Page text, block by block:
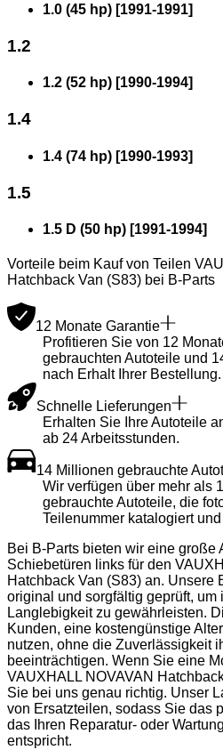
1.0 (45 hp) [1991-1991]
1.2
1.2 (52 hp) [1990-1994]
1.4
1.4 (74 hp) [1990-1993]
1.5
1.5 D (50 hp) [1991-1994]
Vorteile beim Kauf von Teilen
Hatchback Van (S83) bei B-Parts
12 Monate Garantie
Profitieren Sie von 12
gebrauchten Autoteile und
nach Erhalt Ihrer Bestellung.
Schnelle Lieferungen
Erhalten Sie Ihre Autoteile
ab 24 Arbeitsstunden.
14 Millionen gebrauchte
Wir verfügen über mehr als
gebrauchte Autoteile, die
Teilenummer katalogiert
Bei B-Parts bieten wir eine große
Schiebetüren links für den
Hatchback Van (S83) an. Unsere
original und sorgfältig geprüft, um
Langlebigkeit zu gewährleisten.
Kunden, eine kostengünstige
nutzen, ohne die Zuverlässigkeit
beeinträchtigen. Wenn Sie eine
VAUXHALL NOVAVAN
Sie bei uns genau richtig. Unser
von Ersatzteilen, sodass Sie das
das Ihren Reparatur- oder
entspricht.